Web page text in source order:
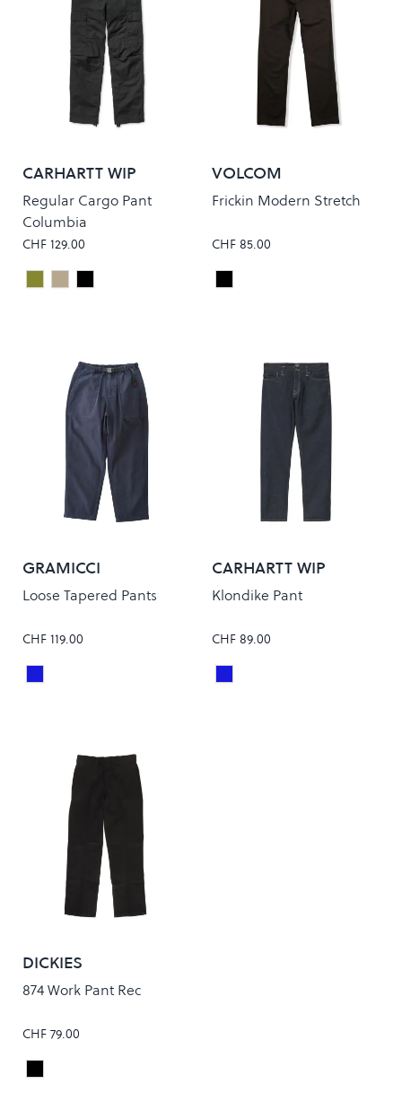
CARHARTT WIP
Regular Cargo Pant
Columbia
CHF 129.00
Colour
Cypress Rinsed
Leather Rinsed
Black Rinsed
VOLCOM
Frickin Modern Stretch
CHF 85.00
Colour
Black
GRAMICCI
Loose Tapered Pants
CHF 119.00
Colour
Double Navy
CARHARTT WIP
Klondike Pant
CHF 89.00
Colour
Blue One Wash
DICKIES
874 Work Pant Rec
CHF 79.00
Colour
Black